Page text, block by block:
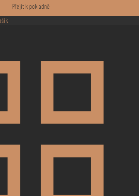
Přejít k pokladně